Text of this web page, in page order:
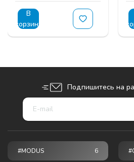
В
корзину
Подпишитесь на
#MODUS 6